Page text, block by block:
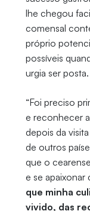
lhe chegou
comensal
próprio
possíveis
urgia ser posta.
“Foi preciso
e reconhecer
depois da
de outros
que o
e se
que minha
vivido, das